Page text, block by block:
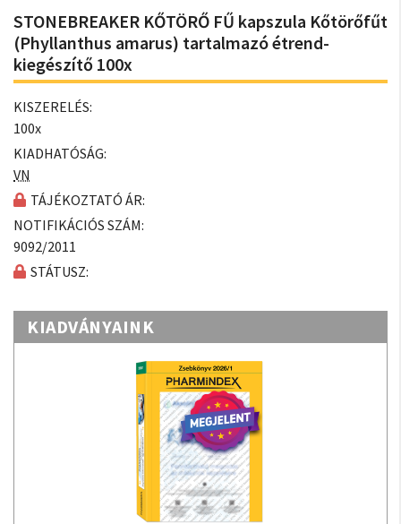
STONEBREAKER KŐTÖRŐ FŰ kapszula Kőtörőfűt
(Phyllanthus amarus) tartalmazó étrend-
kiegészítő 100x
KISZERELÉS:
100x
KIADHATÓSÁG:
VN
TÁJÉKOZTATÓ ÁR:
NOTIFIKÁCIÓS SZÁM:
9092/2011
STÁTUSZ:
KIADVÁNYAINK